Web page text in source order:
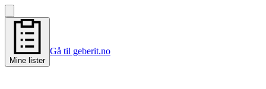
Mine lister
Gå til geberit.no